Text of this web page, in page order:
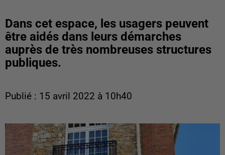
Dans cet espace, les usagers peuvent
être aidés dans leurs démarches
auprès de très nombreuses structures
publiques.
Publié : 15 avril 2022 à 10h40